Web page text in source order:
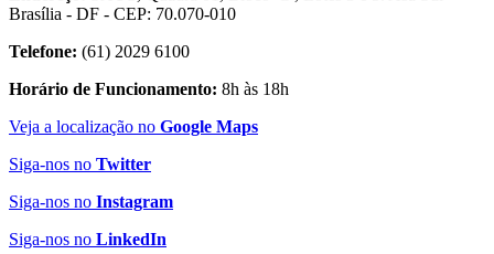
Brasília - DF - CEP: 70.070-010
Telefone: (61) 2029 6100
Horário de Funcionamento: 8h às 18h
Veja a localização no Google Maps
Siga-nos no Twitter
Siga-nos no Instagram
Siga-nos no LinkedIn